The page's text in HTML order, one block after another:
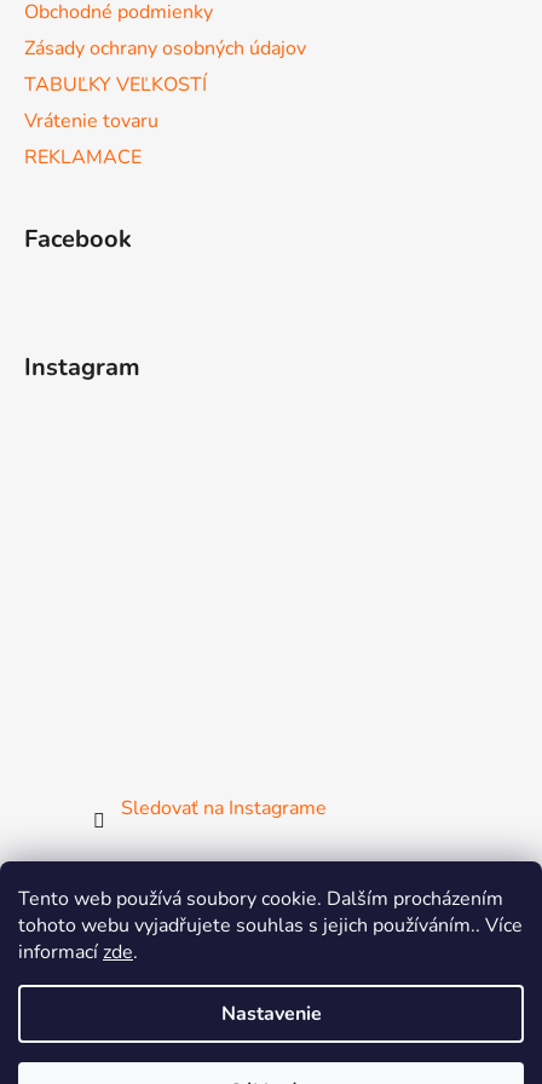
Tento web používá soubory cookie. Dalším procházením
tohoto webu vyjadřujete souhlas s jejich používáním.. Více
informacízde.
Nastavenie
Obchodné podmienky
Zásady ochrany osobných údajov
TABUĽKY VEĽKOSTÍ
Vrátenie tovaru
REKLAMACE
Facebook
Instagram
Sledovať na Instagrame
ČGF ČSMG SGF FISAF MsM
ZsM
Žij pohybem
Aerobic & Dance League
BAT
MIA DANCE